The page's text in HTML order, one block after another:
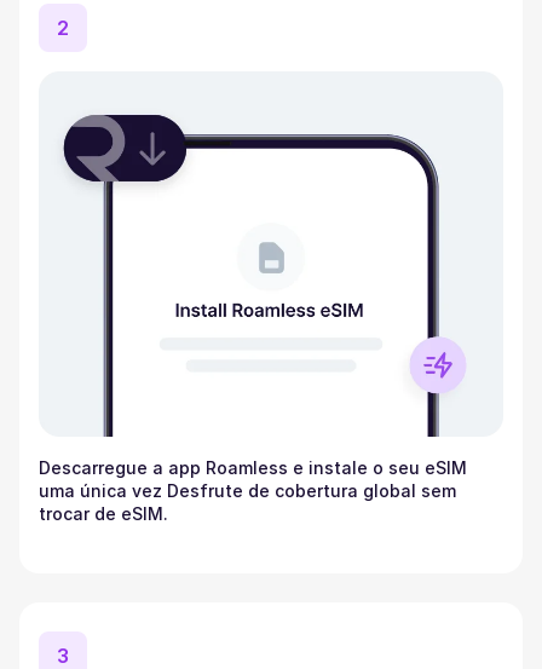
2
Descarregue a app Roamless e instale o seu eSIM
uma única vez Desfrute de cobertura global sem
trocar de eSIM.
3